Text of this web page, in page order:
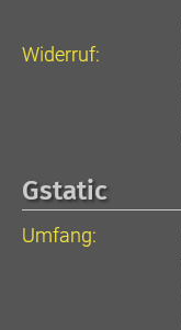
Widerruf:
Gstatic
Umfang: